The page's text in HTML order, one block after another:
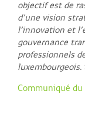
objectif est de
d’une vision
l’innovation et
gouvernance
professionnels
luxembourgeois.
Communiqué